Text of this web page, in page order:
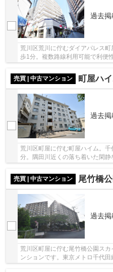
過去
荒川区荒川に佇むダイアパレス
歩1分。複数路線利用可能で利便
売買 | 中古マンション
町屋ハ
過去
荒川区町屋に佇む町屋ハイム。
分。隅田川近くの落ち着いた閑
売買 | 中古マンション
尾竹橋
過去
荒川区町屋に佇む尾竹橋公園ス
ンションです。東京メトロ千代